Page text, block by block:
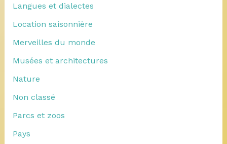
Langues et dialectes
Location saisonnière
Merveilles du monde
Musées et architectures
Nature
Non classé
Parcs et zoos
Pays